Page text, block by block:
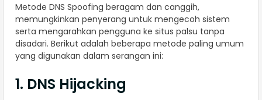
Metode DNS Spoofing beragam dan canggih,
memungkinkan penyerang untuk mengecoh sistem
serta mengarahkan pengguna ke situs palsu tanpa
disadari. Berikut adalah beberapa metode paling umum
yang digunakan dalam serangan ini:
1. DNS Hijacking